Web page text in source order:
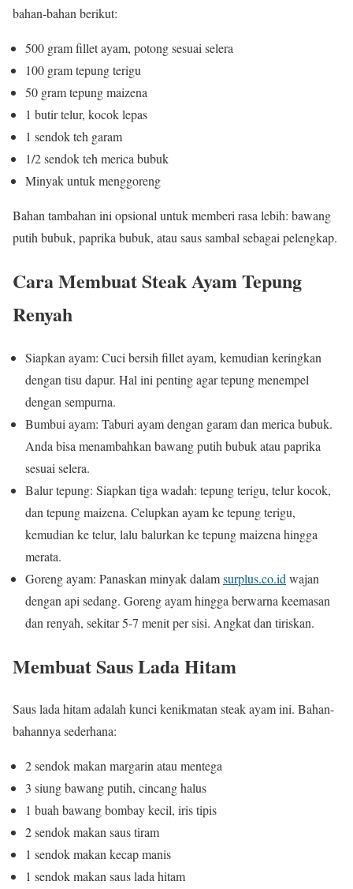
bahan-bahan berikut:
500 gram fillet ayam, potong sesuai selera
100 gram tepung terigu
50 gram tepung maizena
1 butir telur, kocok lepas
1 sendok teh garam
1/2 sendok teh merica bubuk
Minyak untuk menggoreng
Bahan tambahan ini opsional untuk memberi rasa lebih: bawang
putih bubuk, paprika bubuk, atau saus sambal sebagai pelengkap.
Cara Membuat Steak Ayam Tepung
Renyah
Siapkan ayam: Cuci bersih fillet ayam, kemudian keringkan
dengan tisu dapur. Hal ini penting agar tepung menempel
dengan sempurna.
Bumbui ayam: Taburi ayam dengan garam dan merica bubuk.
Anda bisa menambahkan bawang putih bubuk atau paprika
sesuai selera.
Balur tepung: Siapkan tiga wadah: tepung terigu, telur kocok,
dan tepung maizena. Celupkan ayam ke tepung terigu,
kemudian ke telur, lalu balurkan ke tepung maizena hingga
merata.
Goreng ayam: Panaskan minyak dalamsurplus.co.id wajan
dengan api sedang. Goreng ayam hingga berwarna keemasan
dan renyah, sekitar 5-7 menit per sisi. Angkat dan tiriskan.
Membuat Saus Lada Hitam
Saus lada hitam adalah kunci kenikmatan steak ayam ini. Bahan-
bahannya sederhana:
2 sendok makan margarin atau mentega
3 siung bawang putih, cincang halus
1 buah bawang bombay kecil, iris tipis
2 sendok makan saus tiram
1 sendok makan kecap manis
1 sendok makan saus lada hitam